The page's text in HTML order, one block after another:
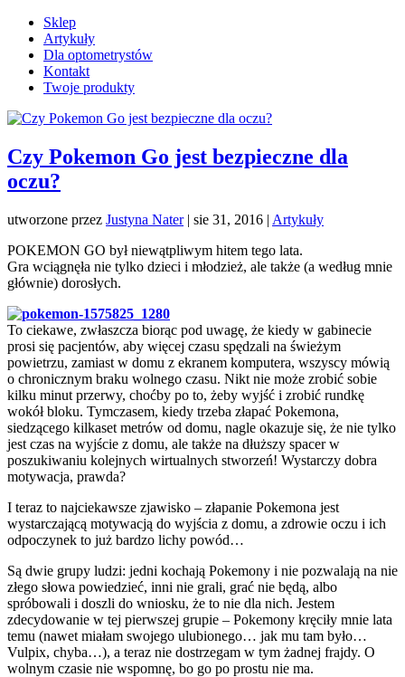
Sklep
Artykuły
Dla optometrystów
Kontakt
Twoje produkty
Czy Pokemon Go jest bezpieczne dla
oczu?
utworzone przez Justyna Nater| sie 31, 2016 | Artykuły
POKEMON GO był niewątpliwym hitem tego lata.
Gra wciągnęła nie tylko dzieci i młodzież, ale także (a według mnie
głównie) dorosłych.
To ciekawe, zwłaszcza biorąc pod uwagę, że kiedy w gabinecie
prosi się pacjentów, aby więcej czasu spędzali na świeżym
powietrzu, zamiast w domu z ekranem komputera, wszyscy mówią
o chronicznym braku wolnego czasu. Nikt nie może zrobić sobie
kilku minut przerwy, choćby po to, żeby wyjść i zrobić rundkę
wokół bloku. Tymczasem, kiedy trzeba złapać Pokemona,
siedzącego kilkaset metrów od domu, nagle okazuje się, że nie tylko
jest czas na wyjście z domu, ale także na dłuższy spacer w
poszukiwaniu kolejnych wirtualnych stworzeń! Wystarczy dobra
motywacja, prawda?
I teraz to najciekawsze zjawisko – złapanie Pokemona jest
wystarczającą motywacją do wyjścia z domu, a zdrowie oczu i ich
odpoczynek to już bardzo lichy powód…
Są dwie grupy ludzi: jedni kochają Pokemony i nie pozwalają na nie
złego słowa powiedzieć, inni nie grali, grać nie będą, albo
spróbowali i doszli do wniosku, że to nie dla nich. Jestem
zdecydowanie w tej pierwszej grupie – Pokemony kręciły mnie lata
temu (nawet miałam swojego ulubionego… jak mu tam było…
Vulpix, chyba…), a teraz nie dostrzegam w tym żadnej frajdy. O
wolnym czasie nie wspomnę, bo go po prostu nie ma.